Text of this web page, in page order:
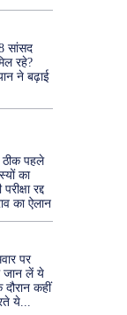
सांसद
रहे?
ने बढ़ाई
पहले
का
रद्द
का ऐलान
पर
जान लें ये
कहीं
ये...